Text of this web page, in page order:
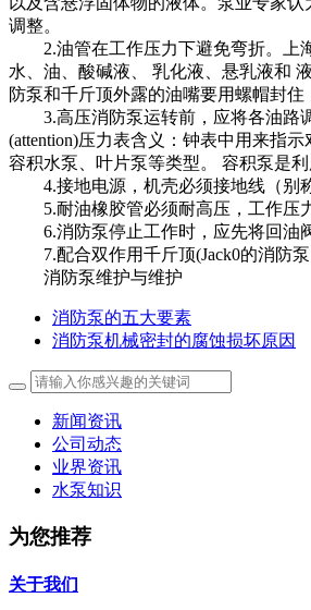
调整。
2.油管在工作压力下避免弯折。上海
水、油、酸碱液、 乳化液、悬乳液和
防泵和千斤顶外露的油嘴要用螺帽封
3.高压消防泵运转前，应将各油路调
(attention)压力表含义：钟表中用来指
容积水泵、叶片泵等类型。 容积泵是
4.接地电源，机壳必须接地线（别称
5.耐油橡胶管必须耐高压，工作压力
6.消防泵停止工作时，应先将回油阀
7.配合双作用千斤顶(Jack0的消防泵
消防泵维护与维护
消防泵的五大要素
消防泵机械密封的腐蚀损坏原因
新闻资讯
公司动态
业界资讯
水泵知识
为您推荐
关于我们